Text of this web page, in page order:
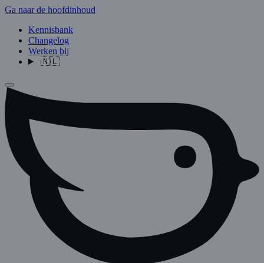
Ga naar de hoofdinhoud
Kennisbank
Changelog
Werken bij
🇳🇱